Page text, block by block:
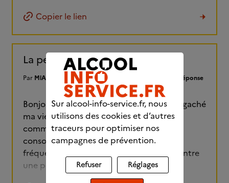
Copier le lien
La pente glissante
Par MlAe Forums pour les consommateurs Aucune réponse
Bonjour à toutes et tous,J’ai 30 ans et j’ai gaché
ma vie et mes relations familiales.Tout à
commencer il y a quelques années où ma
consommation d’alcool est devenue plus
fréquente. Il y a quelques temps je rencontre
une personne, dont je tombe(...)
Sur alcool-info-service.fr, nous
utilisons des cookies et d’autres
traceurs pour optimiser nos
campagnes de prévention.
Refuser Réglages